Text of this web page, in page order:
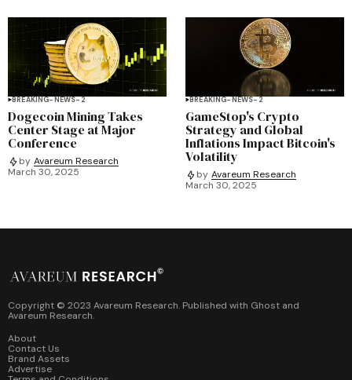
BREAKING-NEWS-2
Dogecoin Mining Takes
Center Stage at Major
Conference
by Avareum Research
March 30, 2025
BREAKING-NEWS-2
GameStop's Crypto
Strategy and Global
Inflations Impact Bitcoin's
Volatility
by Avareum Research
March 30, 2025
Copyright © 2023 Avareum Research. Published with Ghost and
Avareum Research.
About
Contact Us
Brand Assets
Advertise